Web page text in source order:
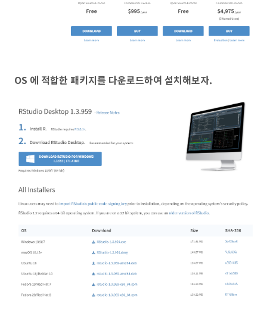
OS 에 적합한 패키지를 다운로드하여 설치해보자.